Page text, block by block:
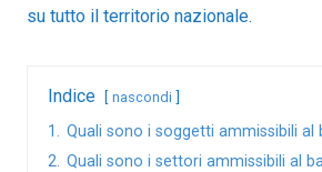
su tutto il territorio nazionale.
Indice nascondi
1. Quali sono i soggetti ammissibili al
2. Quali sono i settori ammissibili al